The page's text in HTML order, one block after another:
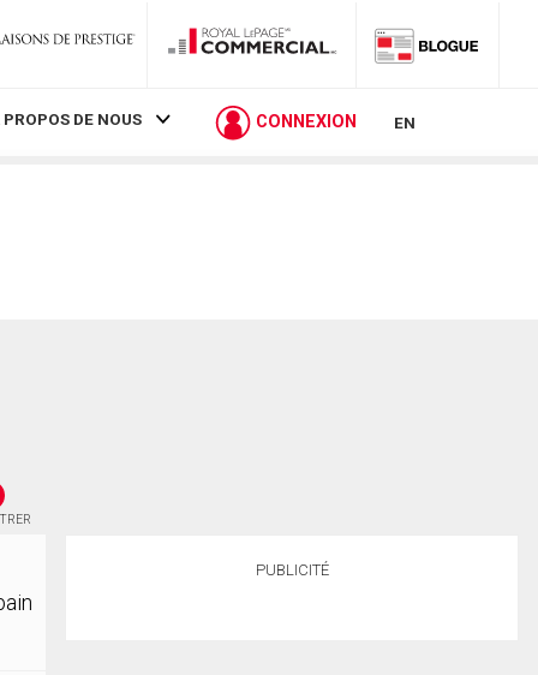
PROPOS DE NOUS CONNEXION EN
PUBLICITÉ